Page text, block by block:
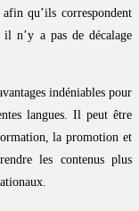
qu’ils correspondent
n’y a pas de décalage
indéniables pour
langues. Il peut être
la promotion et
les contenus plus